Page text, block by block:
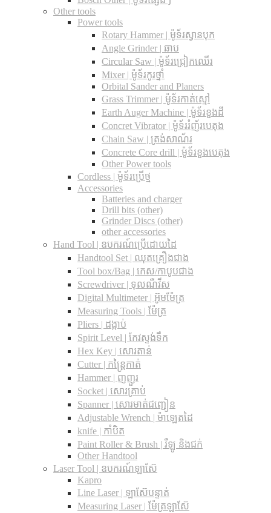
Other tools
Power tools
Rotary Hammer | ម៉ូទ័រស្វានបុក
Angle Grinder | ឆាប
Circular Saw​ | ម៉ូទ័រជ្រៀកឈើរ
Mixer | ម៉ូទ័រកូរថ្នាំ
Orbital Sander and Planers
Grass Trimmer | ម៉ូទ័រកាត់ស្មៅ
Earth Auger Machine | ម៉ូទ័រខួងដី
Concret Vibrator | ម៉ូទ័ររំញ័របេតុង
Chain Saw | ត្រង់សាណ័រ
Concrete Core drill | ម៉ូទ័រខួងបេតុង
Other Power tools
Cordless​ | ម៉ូទ័រប្រើថ្ម
Accessories
Batteries and charger
Drill bits (other)
Grinder Discs (other)
other accessories
Hand Tool | ឧបករណ៍ប្រើដោយដៃ
Handtool Set | ឈុតគ្រឿងជាង
Tool box/Bag | កេស/កាបូបជាង
Screwdriver | ទុលណឺវីស
Digital Multimeter | អ៊ូមម៉ែត្រ
Measuring Tools | ម៉ែត្រ
Pliers | ដង្កាប់
Spirit Level | កែវស្ទង់ទឹក
Hex Key | សោរតាន់
Cutter | កន្រ្តៃកាត់
Hammer | ញញួរ
Socket | សោរគ្រាប់
Spanner |​ សោរមាត់ជញ្ជៀន
Adjustable Wrench |​ ម៉ាឡេតដៃ
knife | កាំបិត
Paint Roller & Brush | រឺឡូ និងជក់
Other Handtool
Laser Tool | ឧបករណ៍ឡាស៊ែ
Kapro
Line Laser | ឡាស៊ែបន្ទាត់
Measuring Laser | ម៉ែត្រឡាស៊ែ